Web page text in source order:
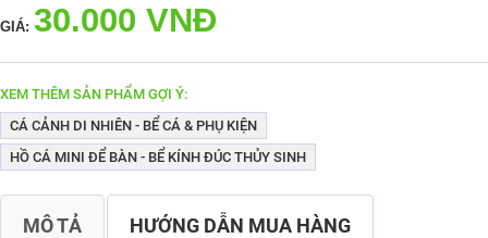
GIÁ: 30.000 VNĐ
XEM THÊM SẢN PHẨM GỢI Ý:
CÁ CẢNH DI NHIÊN - BỂ CÁ & PHỤ KIỆN
HỒ CÁ MINI ĐỂ BÀN - BỂ KÍNH ĐÚC THỦY SINH
MÔ TẢ HƯỚNG DẪN MUA HÀNG